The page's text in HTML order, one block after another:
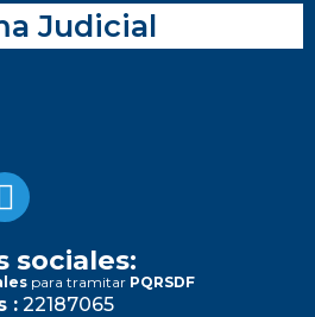
Judicial
sociales:
para tramitar PQRSDF
: 22187065